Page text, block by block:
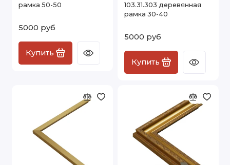
рамка 50-50
5000 руб
Купить
103.31.303 деревянная
рамка 30-40
5000 руб
Купить